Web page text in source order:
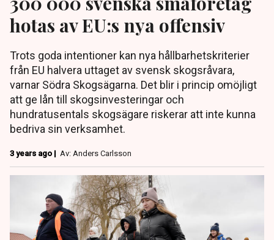
hotas av EU:s nya offensiv
Trots goda intentioner kan nya hållbarhetskriterier
från EU halvera uttaget av svensk skogsråvara,
varnar Södra Skogsägarna. Det blir i princip omöjligt
att ge lån till skogsinvesteringar och
hundratusentals skogsägare riskerar att inte kunna
bedriva sin verksamhet.
3 years ago | Av: Anders Carlsson